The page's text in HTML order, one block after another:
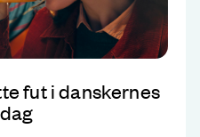
fut i danskernes